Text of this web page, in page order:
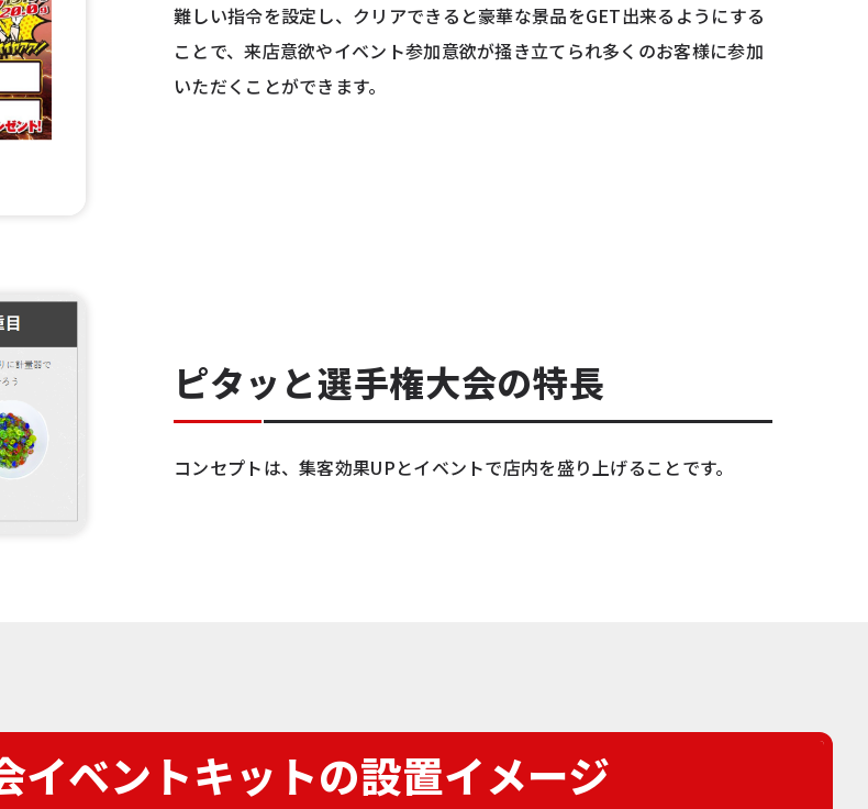
難しい指令を設定し、クリアできると豪華な景品をGET出来るようにする
ことで、来店意欲やイベント参加意欲が掻き立てられ多くのお客様に参加
いただくことができます。
ピタッと選手権大会の特長
コンセプトは、集客効果UPとイベントで店内を盛り上げることです。
イベントキットの設置イメージ